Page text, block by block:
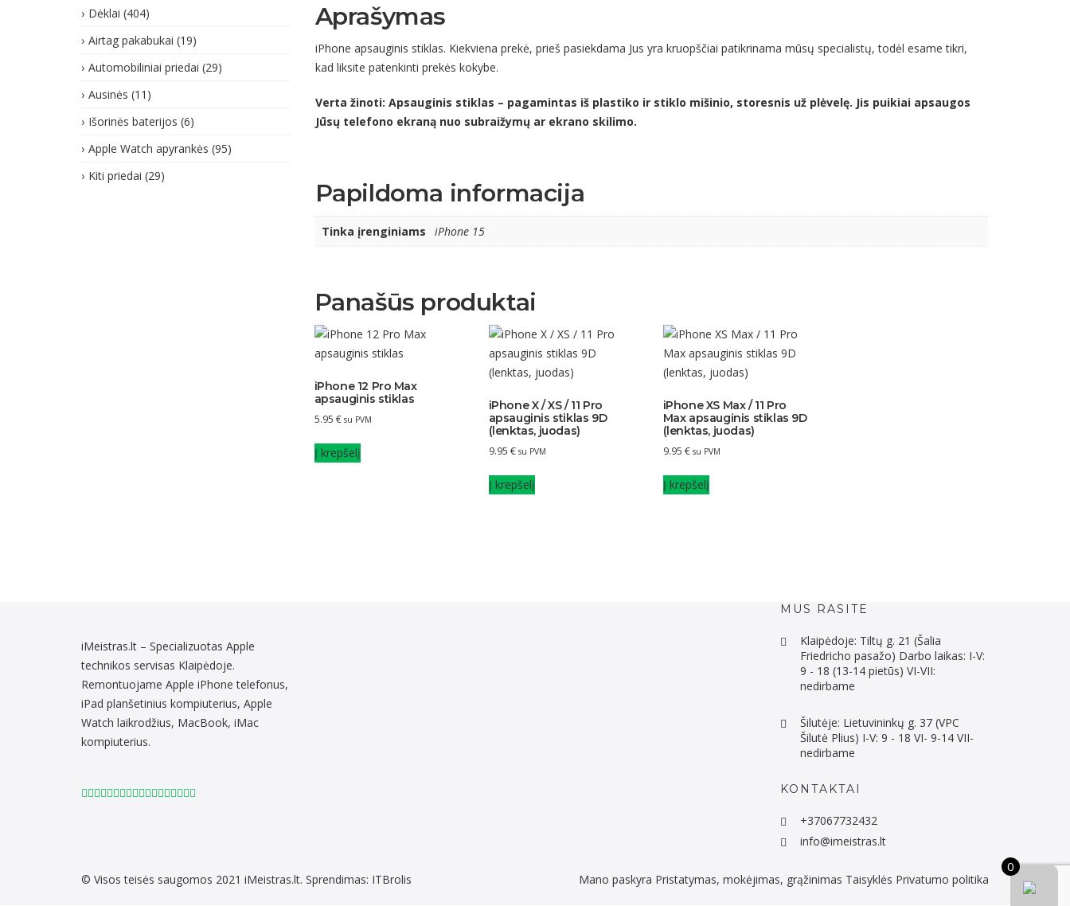
Aprašymas
iPhone apsauginis stiklas. Kiekviena prekė, prieš pasiekdama Jus yra kruopščiai patikrinama mūsų specialistų, todėl esame tikri,
kad liksite patenkinti prekės kokybe.
Verta žinoti: Apsauginis stiklas – pagamintas iš plastiko ir stiklo mišinio, storesnis už plėvelę. Jis puikiai apsaugos
Jūsų telefono ekraną nuo subraižymų ar ekrano skilimo.
Papildoma informacija
Tinka įrenginiams iPhone 15
Panašūs produktai
iPhone 12 Pro Max
apsauginis stiklas
5.95 € su PVM
Į krepšelį
iPhone X / XS / 11 Pro
apsauginis stiklas 9D
(lenktas, juodas)
9.95 € su PVM
Į krepšelį
iPhone XS Max / 11 Pro
Max apsauginis stiklas 9D
(lenktas, juodas)
9.95 € su PVM
Į krepšelį
Dėklai (404)
Airtag pakabukai (19)
Automobiliniai priedai (29)
Ausinės (11)
Išorinės baterijos (6)
Apple Watch apyrankės (95)
Kiti priedai (29)
iMeistras.lt – Specializuotas Apple
technikos servisas Klaipėdoje.
Remontuojame Apple iPhone telefonus,
iPad planšetinius kompiuterius, Apple
Watch laikrodžius, MacBook, iMac
kompiuterius.
MUS RASITE
Klaipėdoje: Tiltų g. 21 (Šalia
Friedricho pasažo) Darbo laikas: I-V:
9 - 18 (13-14 pietūs) VI-VII:
nedirbame
Šilutėje: Lietuvininkų g. 37 (VPC
Šilutė Plius) I-V: 9 - 18 VI- 9-14 VII-
nedirbame
KONTAKTAI
+37067732432
info@imeistras.lt
© Visos teisės saugomos 2021 iMeistras.lt. Sprendimas: ITBrolis Mano paskyra Pristatymas, mokėjimas, grąžinimas Taisyklės Privatumo politika
0